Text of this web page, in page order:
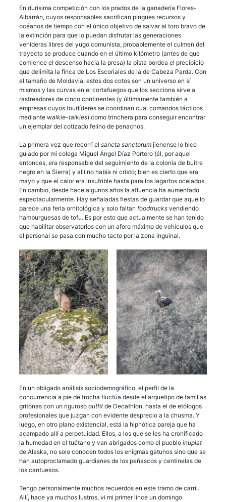
En durísima competición con los prados de la ganadería Flores-
Albarrán, cuyos responsables sacrifican pingües recursos y
océanos de tiempo con el único objetivo de salvar al toro bravo de
la extinción para que lo puedan disfrutar las generaciones
venideras libres del yugo comunista, probablemente el culmen del
trayecto se produce cuando en el último kilómetro (antes de que
comience el descenso hacia la presa) la pista bordea el precipicio
que delimita la finca de Los Escoriales de la de Cabeza Parda. Con
el tamaño de Moldavia, estos dos cotos son un universo en sí
mismos y las curvas en el cortafuegos que los secciona sirve a
rastreadores de cinco continentes (y últimamente también a
empresas cuyos tourlíderes se coordinan cual comandos tácticos
mediante walkie-talkies) como trinchera para conseguir encontrar
un ejemplar del cotizado felino de penachos.
La primera vez que recorrí el sancta sanctorum jienense lo hice
guiado por mi colega Miguel Ángel Díaz Portero (él, por aquel
entonces, era responsable del seguimiento de la colonia de buitre
negro en la Sierra) y allí no había ni cristo; bien es cierto que era
mayo y que el calor era insufrible hasta para los lagartos ocelados.
En cambio, desde hace algunos años la afluencia ha aumentado
espectacularmente. Hay señaladas fiestas de guardar que aquello
parece una feria ornitológica y solo faltan foodtrucks vendiendo
hamburguesas de tofu. Es por esto que actualmente se han tenido
que habilitar observatorios con un aforo máximo de vehículos que
el personal se pasa con mucho tacto por la zona inguinal.
En un obligado análisis sociodemográfico, el perfil de la
concurrencia a pie de trocha fluctúa desde el arquetipo de familias
gritonas con un riguroso outfitde Decathlon, hasta el de etólogos
profesionales que juzgan con evidente desprecio a la chusma. Y
luego, en otro plano existencial, está la hipnótica pareja que ha
acampado allí a perpetuidad. Ellos, a los que se les ha cronificado
la humedad en el tuétano y van abrigados como el pueblo inupiat
de Alaska, no solo conocen todos los enigmas gatunos sino que se
han autoproclamado guardianes de los peñascos y centinelas de
los cantuesos.
Tengo personalmente muchos recuerdos en este tramo de carril.
Allí, hace ya muchos lustros, vi mi primer lince un domingo